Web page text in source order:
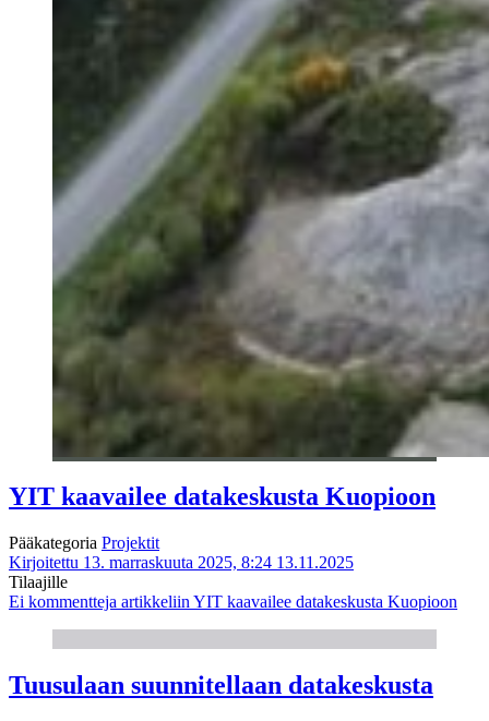
YIT kaavailee datakeskusta Kuopioon
Pääkategoria Projektit
Kirjoitettu 13. marraskuuta 2025, 8:24 13.11.2025
Tilaajille
Ei kommentteja artikkeliin YIT kaavailee datakeskusta Kuopioon
Tuusulaan suunnitellaan datakeskusta